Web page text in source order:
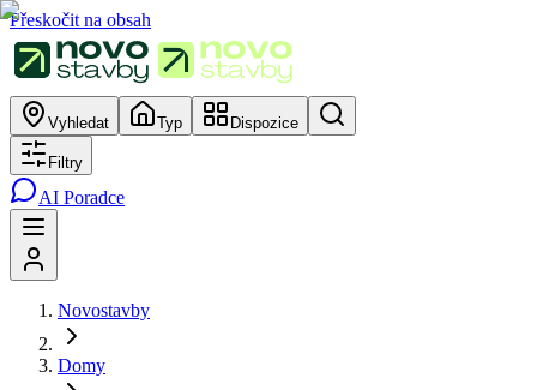
Přeskočit na obsah
Vyhledat Typ Dispozice
Filtry
AI Poradce
Novostavby
Domy